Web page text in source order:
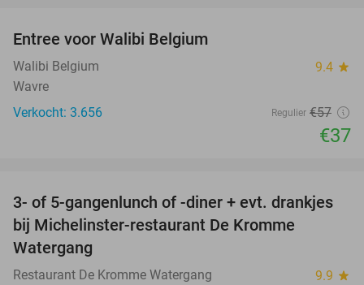
Entree voor Walibi Belgium
Walibi Belgium 9.4 star
Wavre
Verkocht: 3.656
Regulier €57
€37
16%
3- of 5-gangenlunch of -diner + evt. drankjes
bij Michelinster-restaurant De Kromme
Watergang
Restaurant De Kromme Watergang 9.9 star